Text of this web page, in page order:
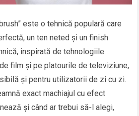
este o tehnică populară care
un ten neted și un finish
inspirată de tehnologiile
film și pe platourile de televiziune,
și pentru utilizatorii de zi cu zi.
exact machiajul cu efect
și când ar trebui să-l alegi,